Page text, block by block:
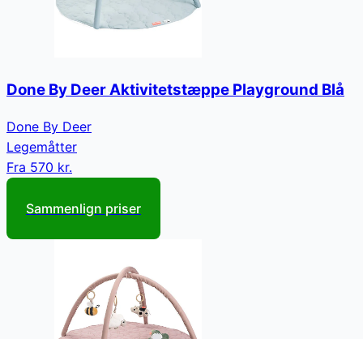
Done By Deer Aktivitetstæppe Playground Blå
Done By Deer
Legemåtter
Fra 570 kr.
Sammenlign priser